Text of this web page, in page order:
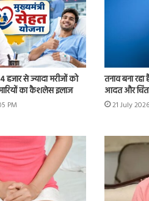
हजार से ज्यादा मरीजों को
का कैशलेस इलाज
PM
तनाव बना
आदत और
21 July